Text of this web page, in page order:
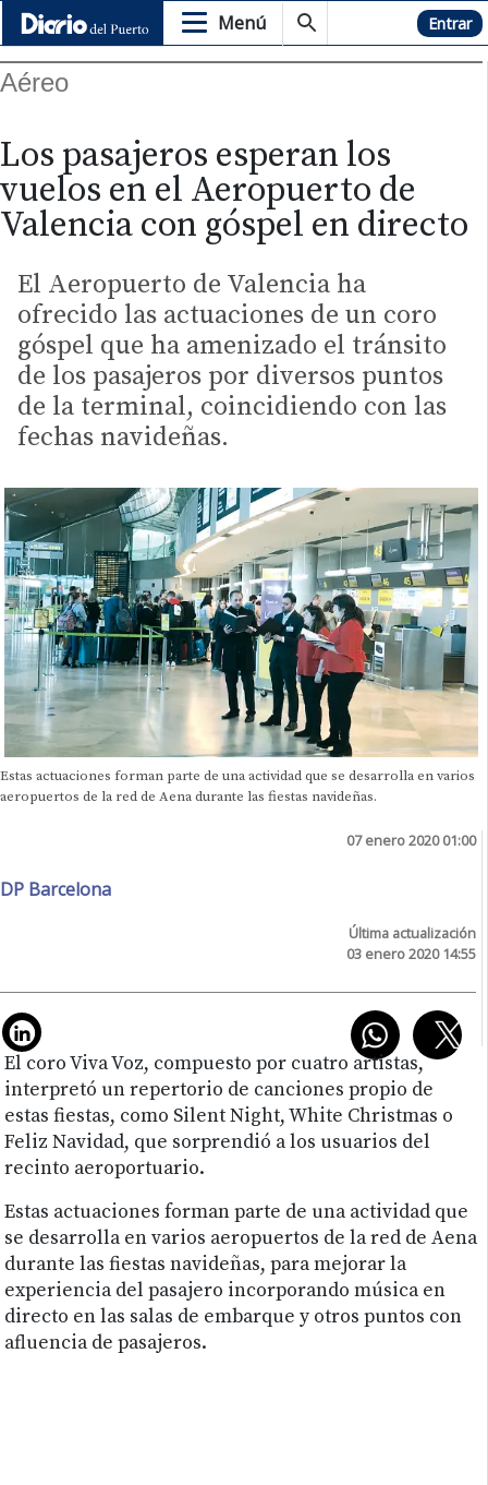
Menú Hemeroteca Entrar
Aéreo
Los pasajeros esperan los
vuelos en el Aeropuerto de
Valencia con góspel en directo
El Aeropuerto de Valencia ha
ofrecido las actuaciones de un coro
góspel que ha amenizado el tránsito
de los pasajeros por diversos puntos
de la terminal, coincidiendo con las
fechas navideñas.
Estas actuaciones forman parte de una actividad que se desarrolla en varios
aeropuertos de la red de Aena durante las fiestas navideñas.
07 enero 2020 01:00
DP Barcelona
Última actualización
03 enero 2020 14:55
El coro Viva Voz, compuesto por cuatro artistas,
interpretó un repertorio de canciones propio de
estas fiestas, como Silent Night, White Christmas o
Feliz Navidad, que sorprendió a los usuarios del
recinto aeroportuario.
Estas actuaciones forman parte de una actividad que
se desarrolla en varios aeropuertos de la red de Aena
durante las fiestas navideñas, para mejorar la
experiencia del pasajero incorporando música en
directo en las salas de embarque y otros puntos con
afluencia de pasajeros.